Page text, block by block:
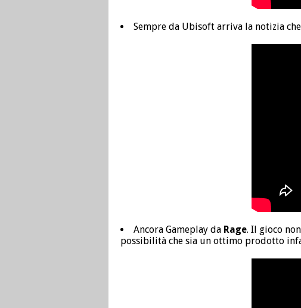
Sempre da Ubisoft arriva la notizia che
Ancora Gameplay da Rage. Il gioco
possibilità che sia un ottimo prodotto